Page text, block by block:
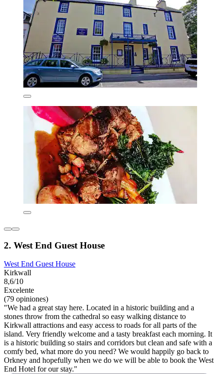
2. West End Guest House
West End Guest House
Kirkwall
8,6/10
Excelente
(79 opiniones)
"We had a great stay here. Located in a historic building and a
stones throw from the cathedral so easy walking distance to
Kirkwall attractions and easy access to roads for all parts of the
island. Very friendly welcome and a tasty breakfast each morning. It
is a historic building so stairs and corridors but clean and safe with a
comfy bed, what more do you need? We would happily go back to
Orkney and hopefully when we do we will be able to book the West
End Hotel for our stay."